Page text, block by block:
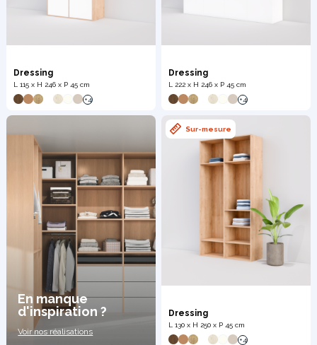
Dressing
L 115 x H 246 x P 45 cm
+4
Dressing
L 222 x H 246 x P 45 cm
+4
En manque
d'inspiration ?
Voir nos réalisations
Sur-mesure
Dressing
L 130 x H 250 x P 45 cm
+4